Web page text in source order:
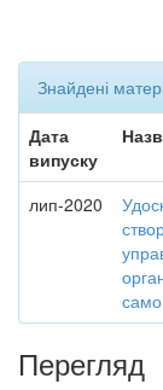
Знайдені
Дата
випуску
лип-2020
Перегляд